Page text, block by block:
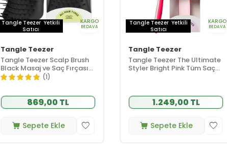
Tangle Teezer Yetkili
Satıcı
KARGO
BEDAVA
Tangle Teezer
Tangle Teezer Scalp Brush
Black Masaj ve Saç Fırçası-
Tarak Islak Kullanım - Tüm
(1)
869,00 TL
Sepete Ekle
Tangle Teezer Yetkili
Satıcı
KARGO
BEDAVA
Tangle Teezer
Tangle Teezer The Ultimate
Styler Bright Pink Tüm Saç
1.249,00 TL
Sepete Ekle